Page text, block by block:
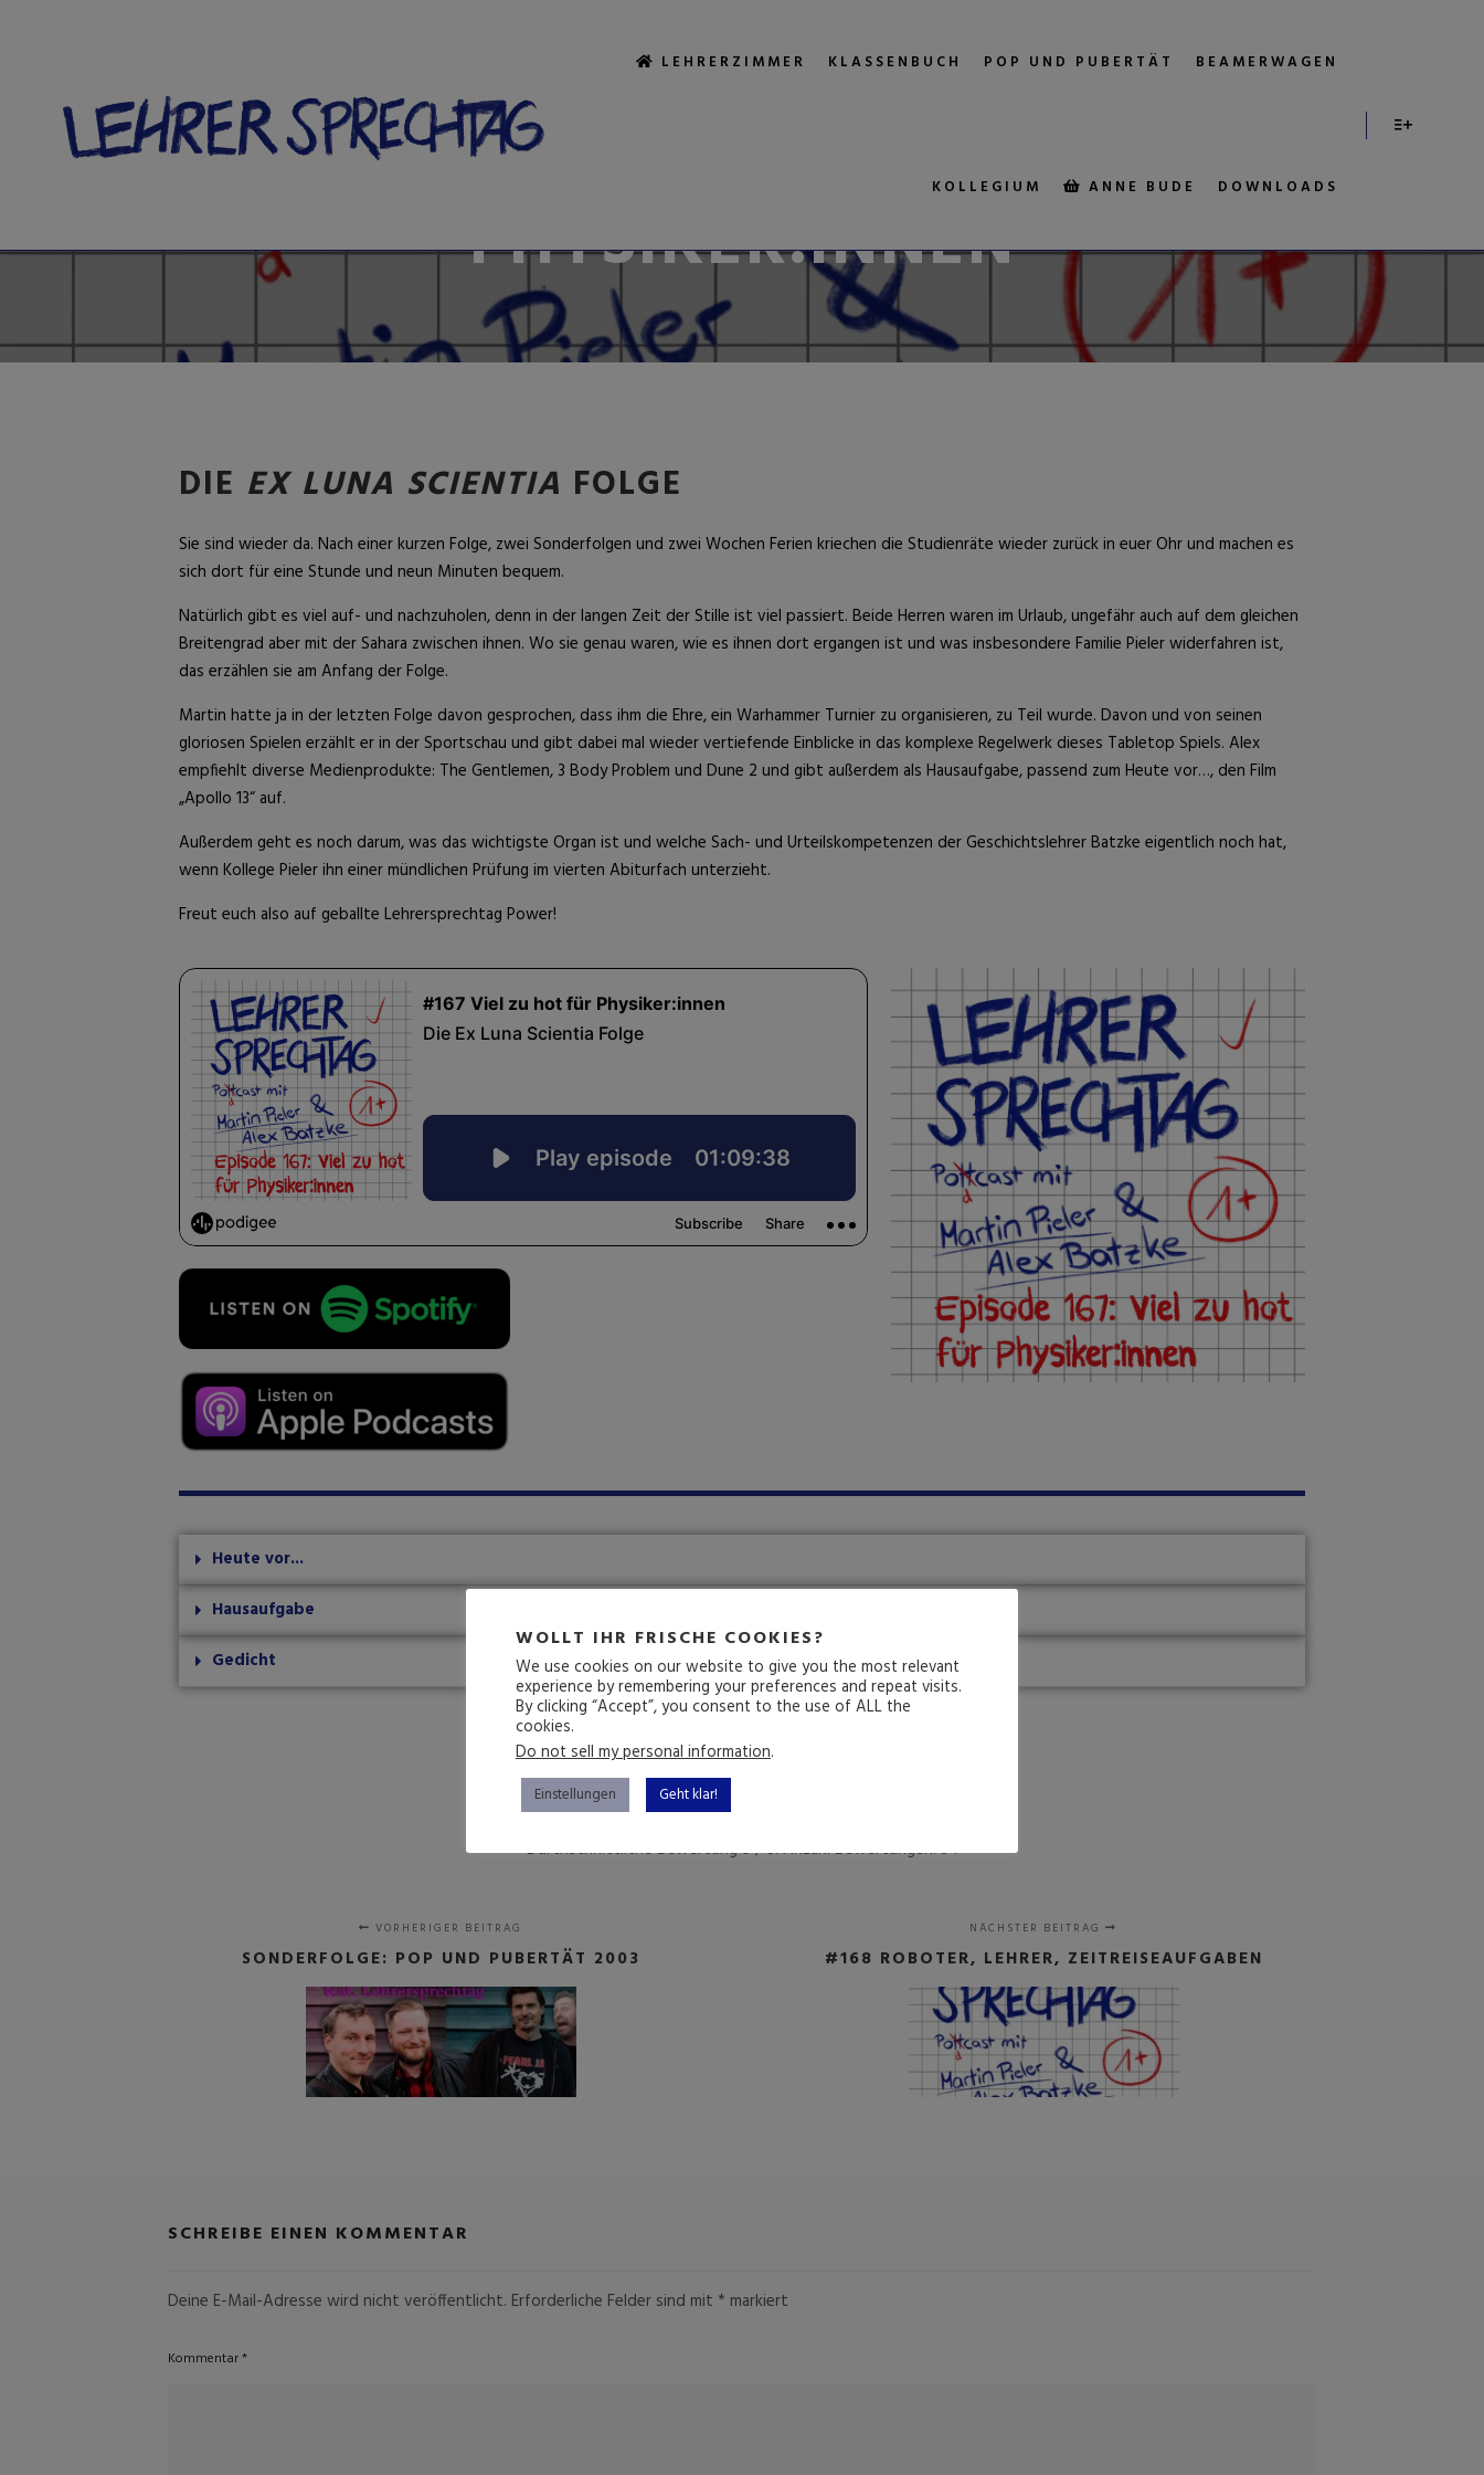
LEHRERZIMMER KLASSENBUCH POP UND PUBERTÄT BEAMERWAGEN
KOLLEGIUM ANNE BUDE DOWNLOADS
#167 VIEL ZU HOT FÜR
PHYSIKER:INNEN
DIE EX LUNA SCIENTIA FOLGE
Sie sind wieder da. Nach einer kurzen Folge, zwei Sonderfolgen und zwei Wochen Ferien kriechen die Studienräte wieder zurück in euer Ohr und machen es
sich dort für eine Stunde und neun Minuten bequem.
Natürlich gibt es viel auf- und nachzuholen, denn in der langen Zeit der Stille ist viel passiert. Beide Herren waren im Urlaub, ungefähr auch auf dem gleichen
Breitengrad aber mit der Sahara zwischen ihnen. Wo sie genau waren, wie es ihnen dort ergangen ist und was insbesondere Familie Pieler widerfahren ist,
das erzählen sie am Anfang der Folge.
Martin hatte ja in der letzten Folge davon gesprochen, dass ihm die Ehre, ein Warhammer Turnier zu organisieren, zu Teil wurde. Davon und von seinen
gloriosen Spielen erzählt er in der Sportschau und gibt dabei mal wieder vertiefende Einblicke in das komplexe Regelwerk dieses Tabletop Spiels. Alex
empfiehlt diverse Medienprodukte: The Gentlemen, 3 Body Problem und Dune 2 und gibt außerdem als Hausaufgabe, passend zum Heute vor…, den Film
„Apollo 13“ auf.
Außerdem geht es noch darum, was das wichtigste Organ ist und welche Sach- und Urteilskompetenzen der Geschichtslehrer Batzke eigentlich noch hat,
wenn Kollege Pieler ihn einer mündlichen Prüfung im vierten Abiturfach unterzieht.
Freut euch also auf geballte Lehrersprechtag Power!
Heute vor...
Hausaufgabe
Gedicht
Wie hat dir diese Folge gefallen?
Durchschnittliche Bewertung5/ 5. Anzahl Bewertungen:34
VORHERIGER BEITRAG
SONDERFOLGE: POP UND PUBERTÄT 2003
NÄCHSTER BEITRAG
#168 ROBOTER, LEHRER, ZEITREISEAUFGABEN
SCHREIBE EINEN KOMMENTAR
Deine E-Mail-Adresse wird nicht veröffentlicht. Erforderliche Felder sind mit * markiert
Kommentar*
WOLLT IHR FRISCHE COOKIES?
We use cookies on our website to give you the most relevant
experience by remembering your preferences and repeat visits.
By clicking “Accept”, you consent to the use of ALL the
cookies.
Do not sell my personal information.
Einstellungen Geht klar!